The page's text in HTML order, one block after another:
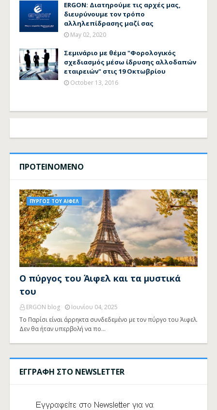
ERGON: Διατηρούμε τις αρχές μας,
διευρύνουμε τον τρόπο
αλληλεπίδρασης μαζί σας
May 02, 2020
Σεμινάριο με θέμα "Φορολογικός
σχεδιασμός μέσω ίδρυσης αλλοδαπών
εταιρειών" στις 19 Οκτωβρίου
October 13, 2016
ΠΡΟΤΕΙΝΟΜΕΝΟ
ΠΥΡΓΟΣ ΤΟΥ ΑΙΦΕΛ
Ο πύργος του Άιφελ και τα μυστικά
του
ERGON blog
Ιουνίου 04, 2025
Το Παρίσι είναι άρρηκτα συνδεδεμένο με τον πύργο του Άιφελ.
Δεν θα ήταν υπερβολή να πο…
ΕΓΓΡΑΦΗ ΣΤΟ NEWSLETTER